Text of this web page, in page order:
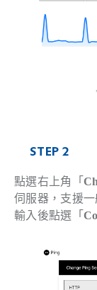
STEP 2
點選右上角「
伺服器，支援一
輸入後點選「